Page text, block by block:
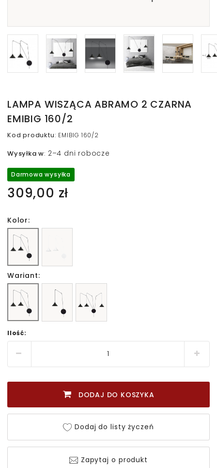
LAMPA WISZĄCA ABRAMO 2 CZARNA
EMIBIG 160/2
Kod produktu: EMIBIG 160/2
Wysyłka w: 2–4 dni robocze
Darmowa wysyłka
309,00 zł
Kolor:
Wariant:
Ilość:
DODAJ DO KOSZYKA
Dodaj do listy życzeń
Zapytaj o produkt